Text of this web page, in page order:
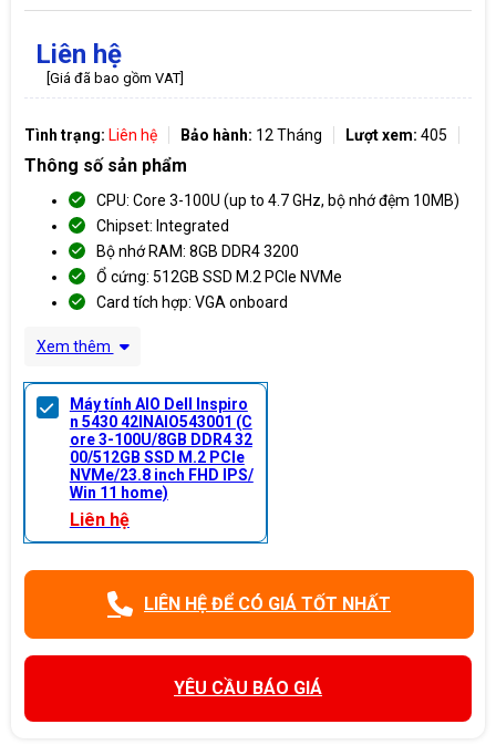
Liên hệ
[Giá đã bao gồm VAT]
Tình trạng: Liên hệ Bảo hành: 12 Tháng Lượt xem: 405
Thông số sản phẩm
CPU: Core 3-100U (up to 4.7 GHz, bộ nhớ đệm 10MB)
Chipset: Integrated
Bộ nhớ RAM: 8GB DDR4 3200
Ổ cứng: 512GB SSD M.2 PCIe NVMe
Card tích hợp: VGA onboard
Xem thêm
Máy tính AIO Dell Inspiro
n 5430 42INAIO543001 (C
ore 3-100U/8GB DDR4 32
00/512GB SSD M.2 PCIe
NVMe/23.8 inch FHD IPS/
Win 11 home)
Liên hệ
LIÊN HỆ ĐỂ CÓ GIÁ TỐT NHẤT
YÊU CẦU BÁO GIÁ